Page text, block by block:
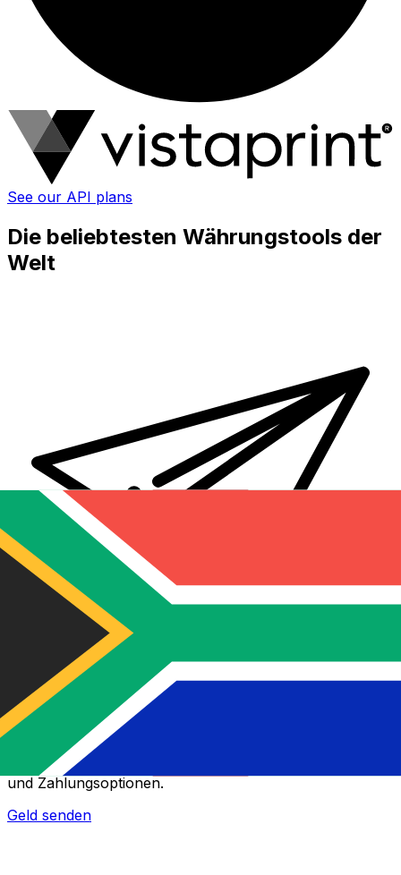
See our API plans
Die beliebtesten Währungstools der
Welt
XE Internationaler Geldtransfer
Geld schnell, sicher und einfach online versenden. Live-
Verfolgung und Benachrichtigungen + flexible Liefer-
und Zahlungsoptionen.
Geld senden